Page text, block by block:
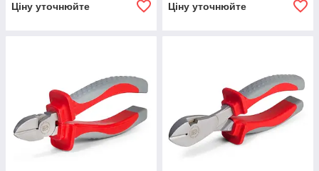
Ціну уточнюйте Ціну уточнюйте